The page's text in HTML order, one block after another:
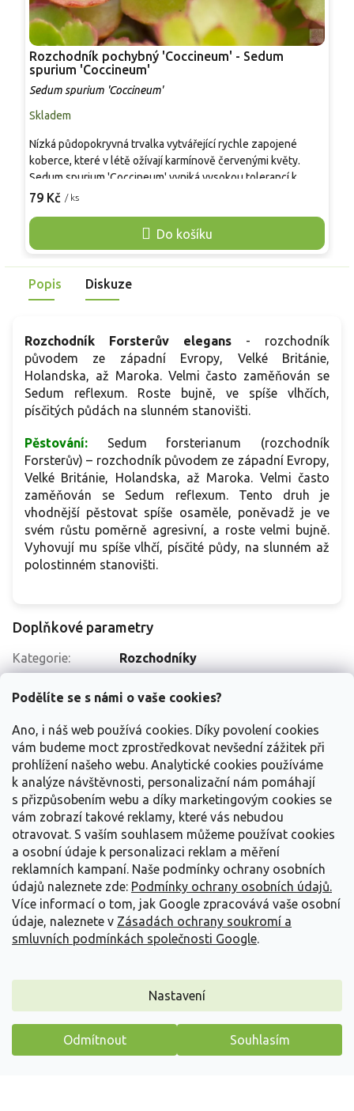
Podělíte se s námi o vaše cookies?
Ano, i náš web používá cookies. Díky povolení cookies
vám budeme moct zprostředkovat nevšední zážitek při
prohlížení našeho webu. Analytické cookies používáme
k analýze návštěvnosti, personalizační nám pomáhají
s přizpůsobením webu a díky marketingovým cookies se
vám zobrazí takové reklamy, které vás nebudou
otravovat. S vaším souhlasem můžeme používat cookies
a osobní údaje k personalizaci reklam a měření
reklamních kampaní. Naše podmínky ochrany osobních
údajů naleznete zde: Podmínky ochrany osobních údajů.
Více informací o tom, jak Google zpracovává vaše osobní
údaje, naleznete v Zásadách ochrany soukromí a
smluvních podmínkách společnosti Google.
Nastavení
Odmítnout Souhlasím
Rozchodník pochybný 'Coccineum' - Sedum
spurium 'Coccineum'
Sedum spurium 'Coccineum'
Skladem
79 Kč / ks
Do košíku
Nízká půdopokryvná trvalka vytvářející rychle zapojené
koberce, které v létě ožívají karmínově červenými květy.
Sedum spurium 'Coccineum' vyniká vysokou tolerancí k
suchu, chudším půdám i plnému slunci, kde si zachovává
nášlapy i na extenzivní střechy. Oproti zeleně kvetoucím
druhům rozchodníků působí výrazně barevněji a dekorativně
Popis Diskuze
Rozchodník Forsterův elegans - rozchodník
původem ze západní Evropy, Velké Británie,
Holandska, až Maroka. Velmi často zaměňován se
Sedum reflexum. Roste bujně, ve spíše vlhčích,
písčitých půdách na slunném stanovišti.
Pěstování: Sedum forsterianum (rozchodník
Forsterův) – rozchodník původem ze západní Evropy,
Velké Británie, Holandska, až Maroka. Velmi často
zaměňován se Sedum reflexum. Tento druh je
vhodnější pěstovat spíše osaměle, poněvadž je ve
svém růstu poměrně agresivní, a roste velmi bujně.
Vyhovují mu spíše vlhčí, písčité půdy, na slunném až
polostinném stanovišti.
Doplňkové parametry
Kategorie:
Rozchodníky
Světelné
Balení : kontejner p9
Plant Passport:
A: Sedum B: CZ-4282 C: 20/FP/0061
D: PL
Položka byla vyprodána…
Vše o nákupu
Kontakujte nás
Máme pro vás malý dárek